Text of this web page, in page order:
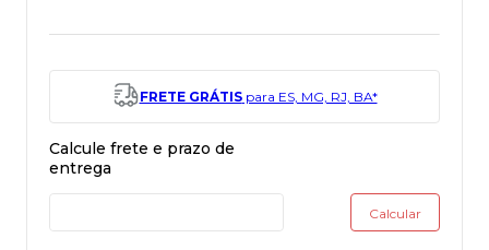
FRETE GRÁTISpara ES, MG, RJ, BA*